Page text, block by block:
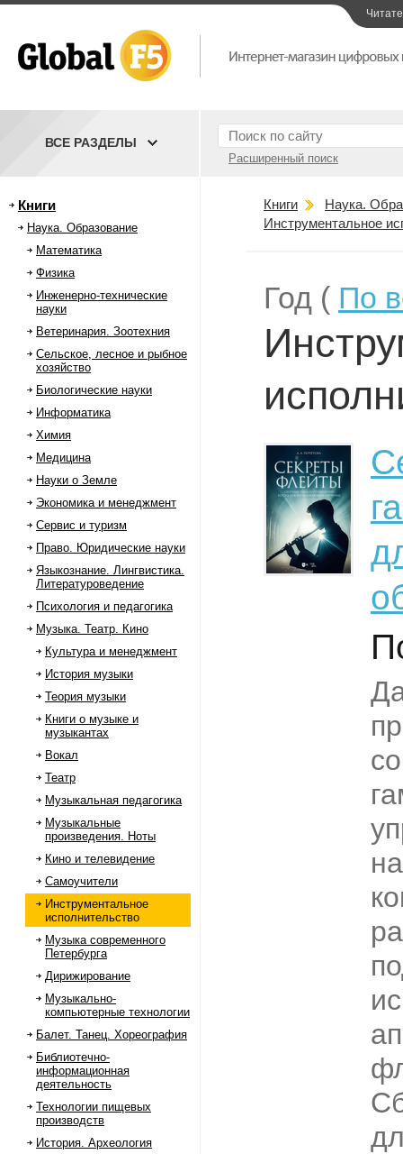
Расширенный поиск
ВСЕ РАЗДЕЛЫ
Книги
Наука. Образование
Математика
Физика
Инженерно-технические
науки
Ветеринария. Зоотехния
Сельское, лесное и рыбное
хозяйство
Биологические науки
Информатика
Химия
Медицина
Науки о Земле
Экономика и менеджмент
Сервис и туризм
Право. Юридические науки
Языкознание. Лингвистика.
Литературоведение
Психология и педагогика
Музыка. Театр. Кино
Культура и менеджмент
История музыки
Теория музыки
Книги о музыке и
музыкантах
Вокал
Театр
Музыкальная педагогика
Музыкальные
произведения. Ноты
Кино и телевидение
Самоучители
Инструментальное
исполнительство
Музыка современного
Петербурга
Дирижирование
Музыкально-
компьютерные технологии
Балет. Танец. Хореография
Библиотечно-
информационная
деятельность
Технологии пищевых
производств
История. Археология
Книги
Наука.
Инструментальное
Год ( По